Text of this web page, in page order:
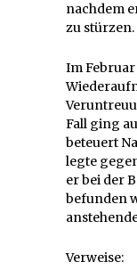
nachdem
zu stürzen.
Im
Fall ging
beteuert
legte
er bei der
befunden
Verweise: